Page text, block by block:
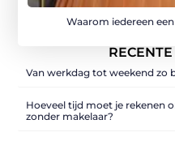
Waarom iedereen
Van werkdag tot weekend zo
Hoeveel tijd moet je rekenen
zonder makelaar?